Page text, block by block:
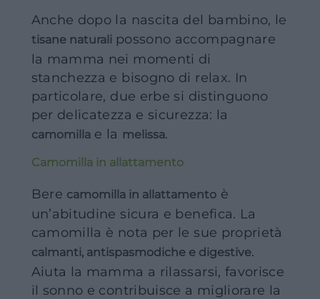
Anche dopo la nascita del bambino, le
tisane naturalipossono accompagnare
la mamma nei momenti di
stanchezza e bisogno di relax. In
particolare, due erbe si distinguono
per delicatezza e sicurezza: la
camomillae la melissa.
Camomilla in allattamento
Bere camomilla in allattamento è
un’abitudine sicura e benefica. La
camomilla è nota per le sue proprietà
calmanti, antispasmodiche e digestive.
Aiuta la mamma a rilassarsi, favorisce
il sonno e contribuisce a migliorare la